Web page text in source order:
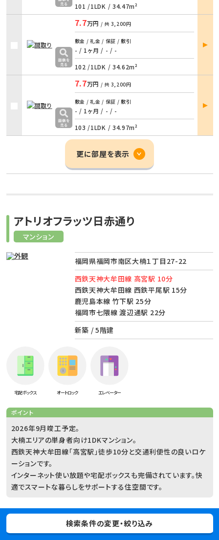
101 /1LDK / 34.47m²
7.7万円 / 共 3,200円
敷金 / 礼金 / 保証 / 敷引
- / 1ヶ月 / - / -
102 /1LDK / 34.62m²
部屋
詳細
7.7万円 / 共 3,200円
敷金 / 礼金 / 保証 / 敷引
- / 1ヶ月 / - / -
103 /1LDK / 34.97m²
部屋
詳細
更に部屋を表示
マンション
アトリオフラッツ日赤通り
福岡県福岡市南区大楠１丁目27-22
西鉄天神大牟田線 高宮駅 10分
西鉄天神大牟田線 西鉄平尾駅 15分
鹿児島本線 竹下駅 25分
福岡市七隈線 渡辺通駅 22分
新築 / 5階建
宅配ボックス オートロック エレベーター
ポイント
2026年9月竣工予定。
大楠エリアの単身者向け1DKマンション。
西鉄天神大牟田線「高宮駅」徒歩10分と交通利便性の良いロケ
ーションです。
インターネット使い放題や宅配ボックスも完備されています。快
適でスマートな暮らしをサポートする住空間です。
9.2万円 / 共8,000円
敷金 / 礼金 / 保証 / 敷引 部屋
検索条件の変更・絞り込み